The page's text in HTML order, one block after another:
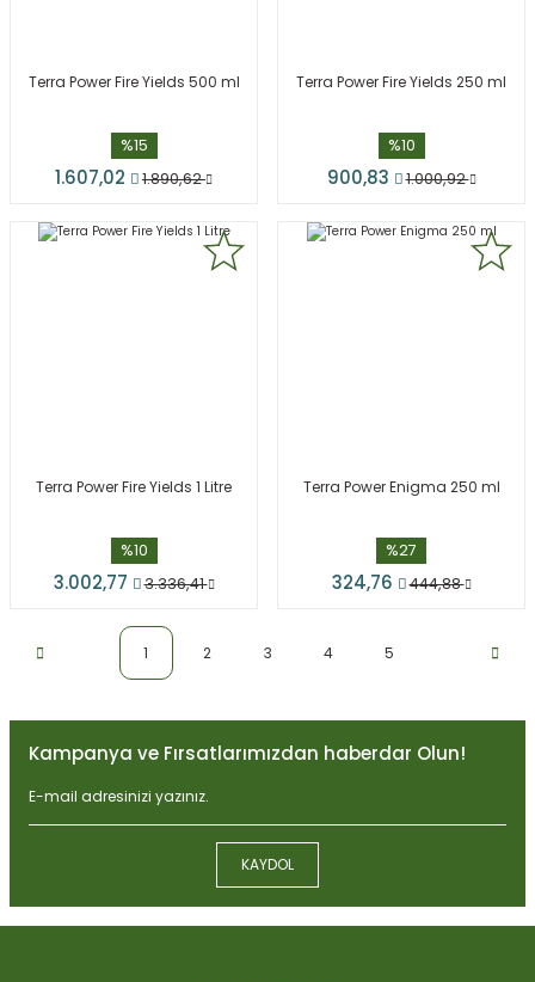
Terra Power Fire Yields 500 ml
1.607,02 1.890,62
%15
Terra Power Fire Yields 250 ml
900,83 1.000,92
%10
Terra Power Fire Yields 1 Litre
3.002,77 3.336,41
%10
Terra Power Enigma 250 ml
324,76 444,88
%27
1 2 3 4 5
Kampanya ve Fırsatlarımızdan haberdar Olun!
KAYDOL